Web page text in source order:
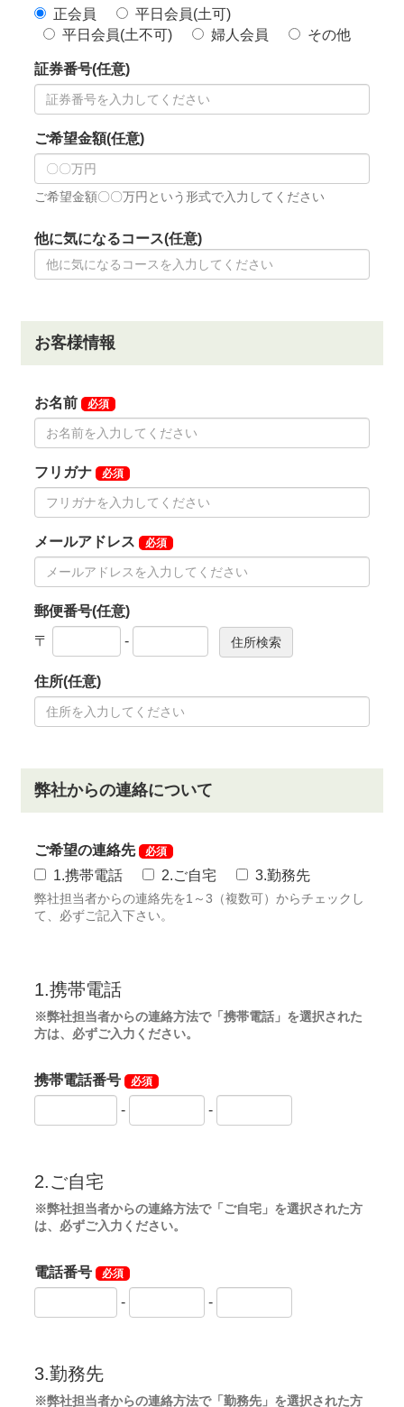
開場54周年を迎え、フルリニューアルし2023年1月15
日にグランドオープンします。
クラブハウス内にリモートワークスペースを国内初導
入。
フィットネスルームも併設するなどゴルフのプレーに
限らず、多くの方が充実した時間を過ごせる施設を備
えました。
クラブハウスリニュアールの主要工事を終了し、1月15
日にグランドオープンしました。
ています。
限、昼食の休憩時間を早い時間30分、その後は60分
（約20組ずつ）から選べるようになりました。
女性入会について「女性名義の会員権からのみとす
る」という制限を設けています。
しかしながら、今般リニュアールしたクラブハウスに
おける女性ロッカールームの増設・バスルーム拡張・
シャワーブース増設により、より多くの女性会員を受
け入れる準備を整えました。
つきましては、女性の入会制限を緩和し、市場に出て
いる男性会員権を条件付で一代限りの女性会員権とし
て名義書換できる制度を設けます。
■制度の概要
「法人会員（女性記名者）」に限定する。
女性法人会員に限定しましたが、女性個人会員として
も名義書換可能となります。
※期間限定
2023年12月10日まで必着有効
「葉山国際カンツリー倶楽部」
「茅ヶ崎ゴルフ倶楽部」
部」「横浜カントリークラブ」
◆交通機関
・自動車でお越しの場合
・電車をご利用の場合
JR東海道本線・横須賀線・京浜東北根岸線「大船駅」
大船駅東口よりクラブバスが運行しています。